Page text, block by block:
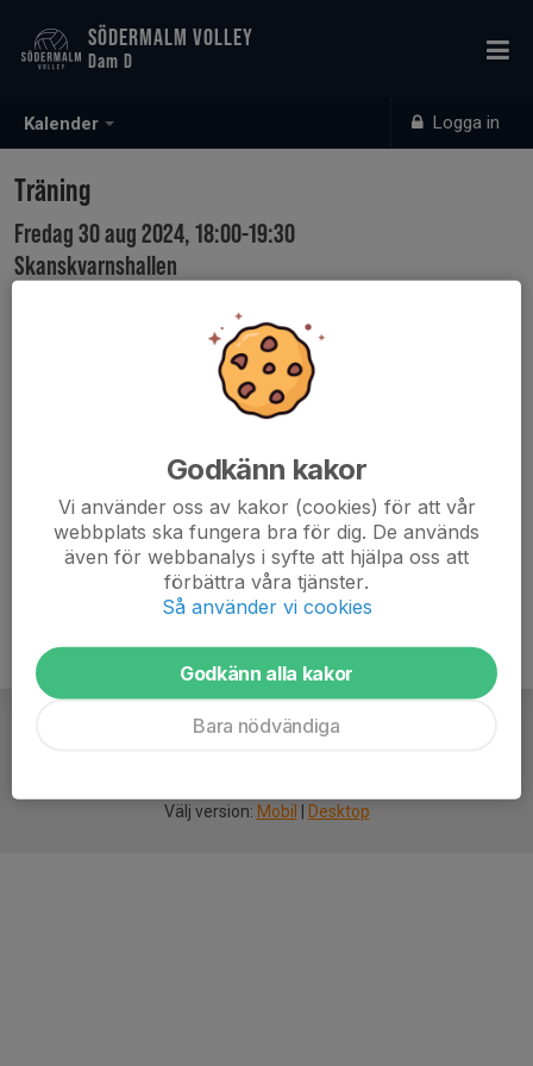
Kalender Logga in
SÖDERMALM VOLLEY
Dam D
Träning
Fredag 30 aug 2024, 18:00-19:30
Skanskvarnshallen
Välj version: Mobil Desktop
Godkänn kakor
Vi använder oss av kakor (cookies) för att vår
webbplats ska fungera bra för dig. De används
även för webbanalys i syfte att hjälpa oss att
förbättra våra tjänster.
Så använder vi cookies
Godkänn alla kakor
Bara nödvändiga